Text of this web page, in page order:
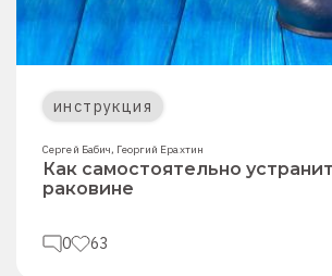
инструкция
Сергей Бабич, Георгий Ерахтин
Как самостоятельно
раковине
0 63